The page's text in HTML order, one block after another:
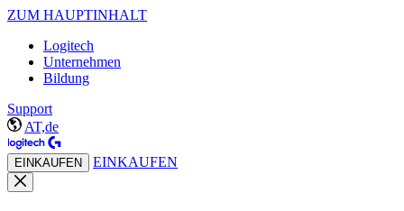
ZUM HAUPTINHALT
Logitech
Unternehmen
Bildung
Support
AT,de
EINKAUFEN EINKAUFEN